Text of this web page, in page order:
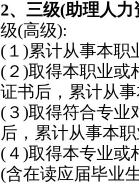
2、三级(助理人
级(高级):
(１)累计从事本职
(２)取得本职业或
证书后，累计从
(３)取得符合专业
后，累计从事本
(４)取得本专业或
(含在读应届毕业